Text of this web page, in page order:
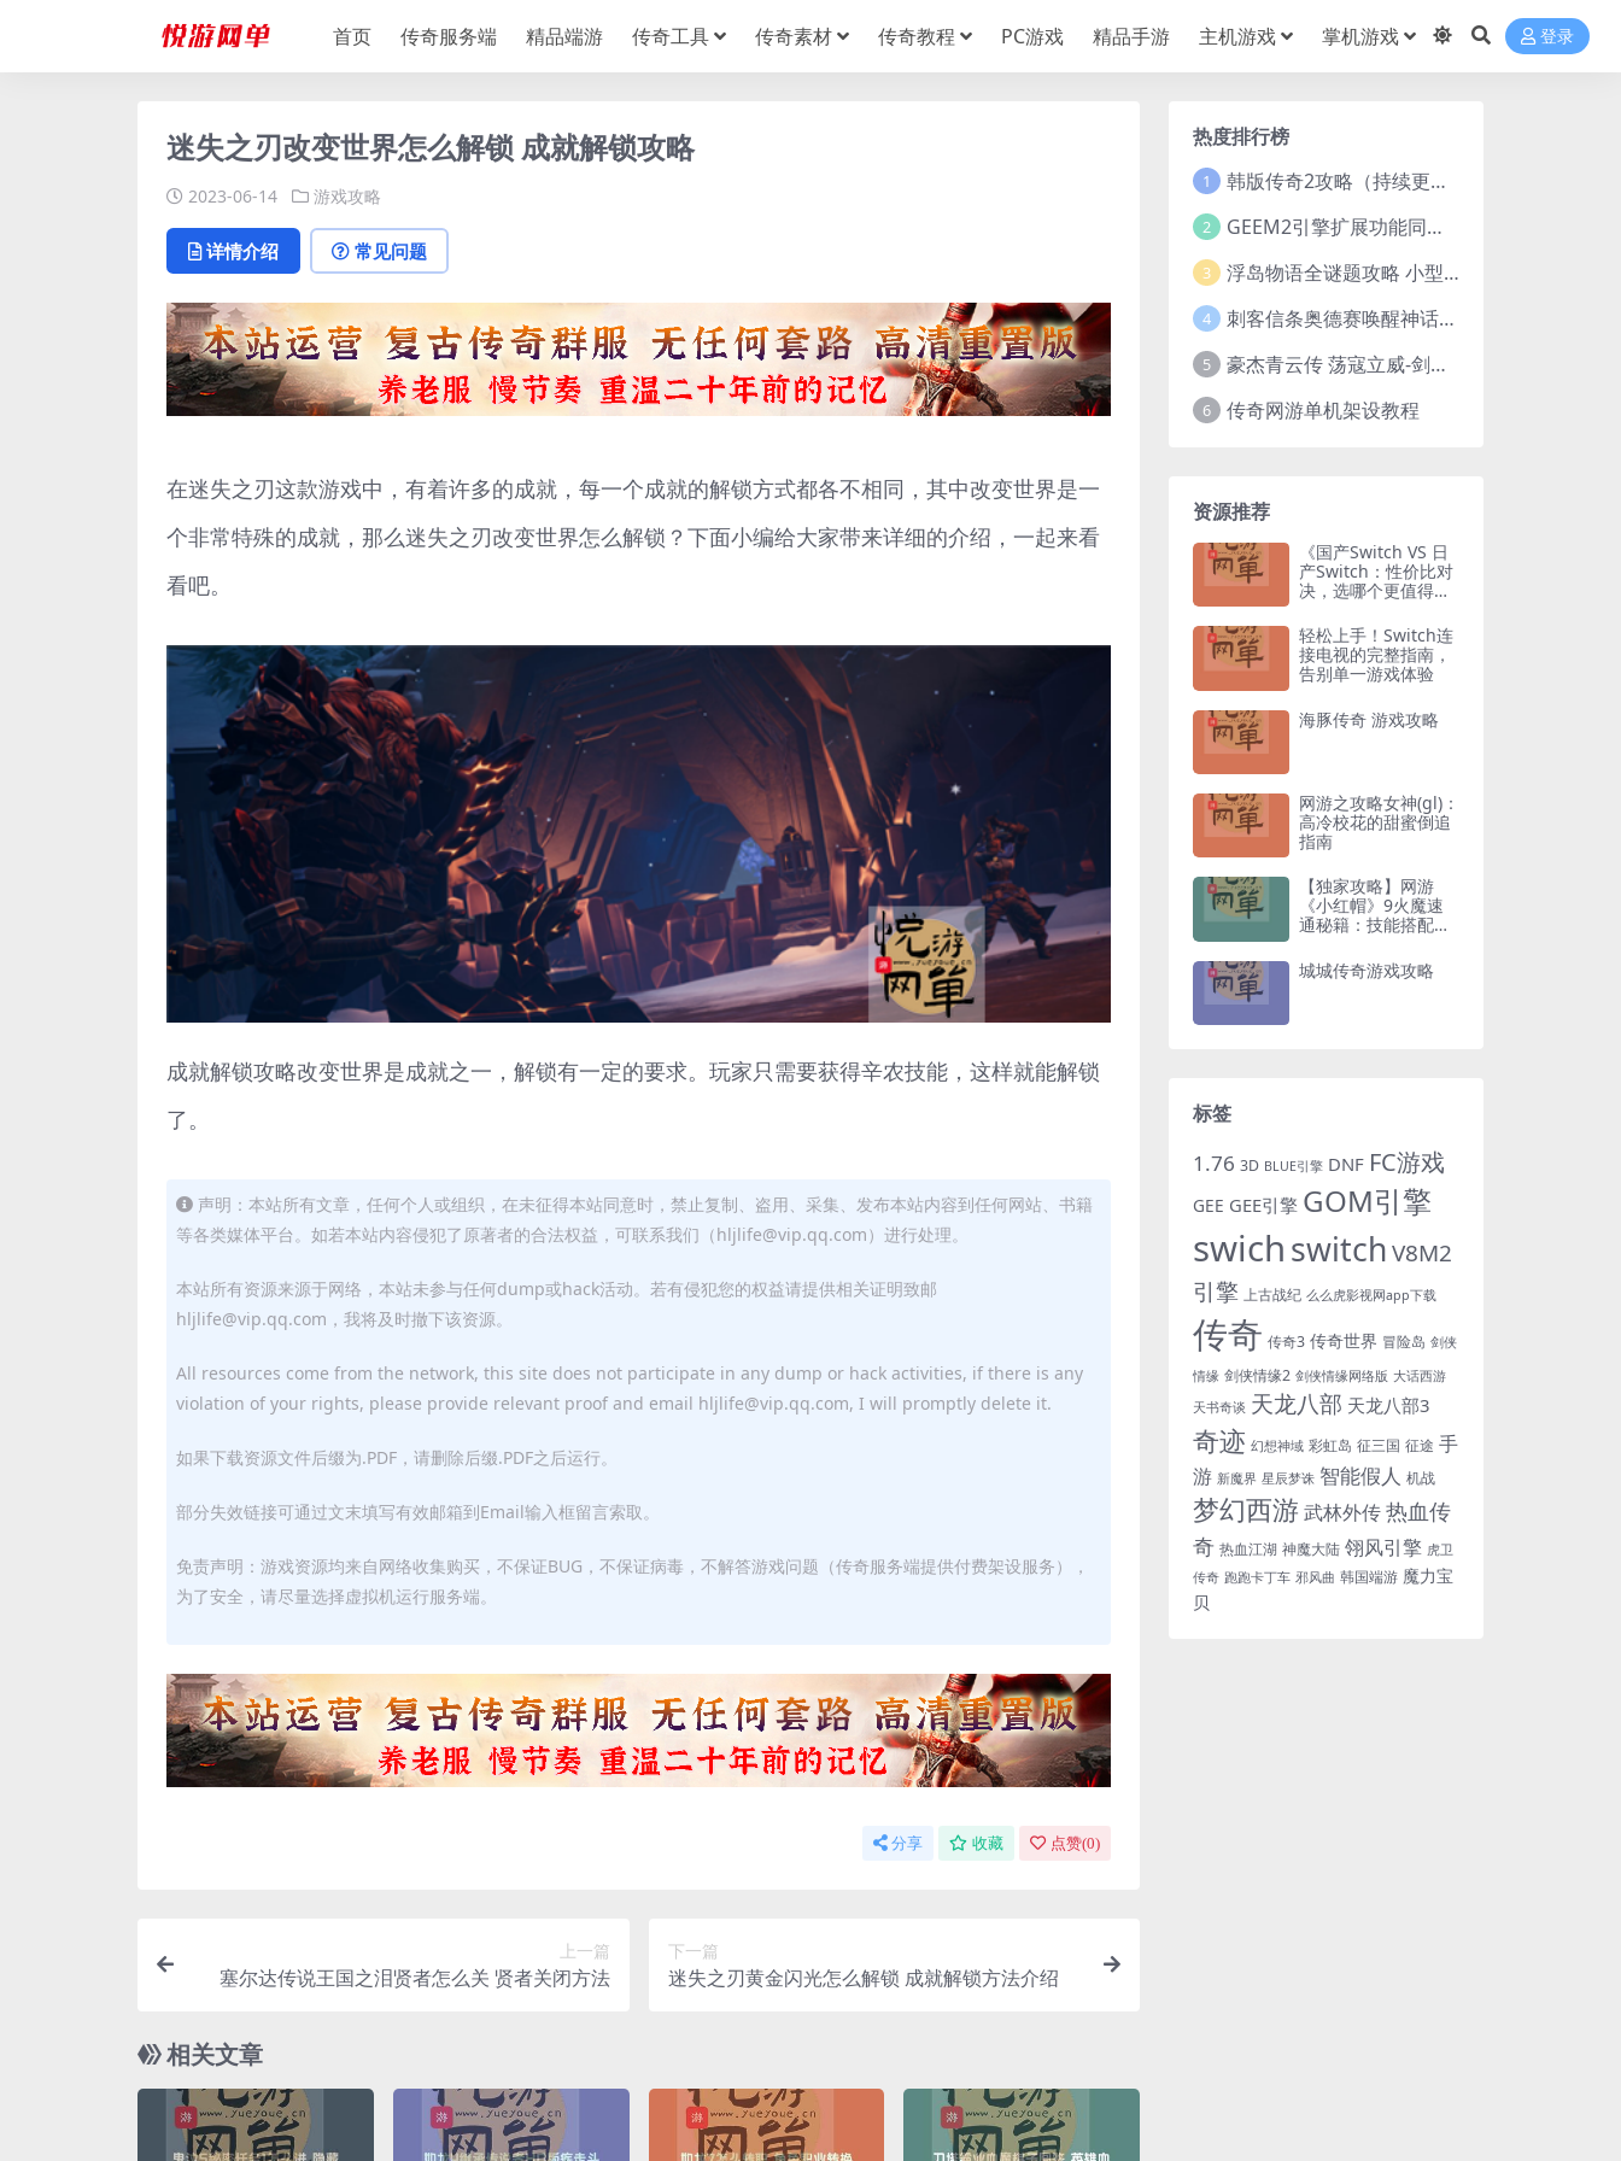
首页 传奇服务端 精品端游 传奇工具 传奇素材 传奇教程 PC游戏 精品手游 主机游戏 掌机游戏 登录
迷失之刃改变世界怎么解锁 成就解锁攻略
2023-06-14 游戏攻略
详情介绍 常见问题
在迷失之刃这款游戏中，有着许多的成就，每一个成就的解锁方式都各不相同，其中改变世界是一
个非常特殊的成就，那么迷失之刃改变世界怎么解锁？下面小编给大家带来详细的介绍，一起来看
看吧。
成就解锁攻略改变世界是成就之一，解锁有一定的要求。玩家只需要获得辛农技能，这样就能解锁
了。
声明：本站所有文章，任何个人或组织，在未征得本站同意时，禁止复制、盗用、采集、发布本站内容到任何网站、书籍
等各类媒体平台。如若本站内容侵犯了原著者的合法权益，可联系我们（hljlife@vip.qq.com）进行处理。
本站所有资源来源于网络，本站未参与任何dump或hack活动。若有侵犯您的权益请提供相关证明致邮
hljlife@vip.qq.com，我将及时撤下该资源。
All resources come from the network, this site does not participate in any dump or hack activities, if there is any
violation of your rights, please provide relevant proof and email hljlife@vip.qq.com, I will promptly delete it.
如果下载资源文件后缀为.PDF，请删除后缀.PDF之后运行。
部分失效链接可通过文末填写有效邮箱到Email输入框留言索取。
免责声明：游戏资源均来自网络收集购买，不保证BUG，不保证病毒，不解答游戏问题（传奇服务端提供付费架设服务），
为了安全，请尽量选择虚拟机运行服务端。
分享 收藏 点赞(0)
上一篇
塞尔达传说王国之泪贤者怎么关 贤者关闭方法
下一篇
迷失之刃黄金闪光怎么解锁 成就解锁方法介绍
相关文章
热度排行榜
1 韩版传奇2攻略（持续更新）
2 GEEM2引擎扩展功能同步捡物、角色自动捡物
3 浮岛物语全谜题攻略 小型谜题解谜汇总
4 刺客信条奥德赛唤醒神话谜题答案 斯芬克斯主线攻略
5 豪杰青云传 荡寇立威-剑舞红尘-英雄志楼(解压即玩)
6 传奇网游单机架设教程
资源推荐
《国产Switch VS 日
产Switch：性价比对
决，选哪个更值得入
轻松上手！Switch连
接电视的完整指南，
告别单一游戏体验
海豚传奇 游戏攻略
网游之攻略女神(gl)：
高冷校花的甜蜜倒追
指南
【独家攻略】网游
《小红帽》9火魔速
通秘籍：技能搭配与
城城传奇游戏攻略
标签
1.76 3D BLUE引擎 DNF FC游戏
GEE GEE引擎 GOM引擎
swichswitchV8M2
引擎 上古战纪 么么虎影视网app下载
传奇 传奇3 传奇世界 冒险岛 剑侠
情缘 剑侠情缘2 剑侠情缘网络版 大话西游
天书奇谈 天龙八部 天龙八部3
奇迹 幻想神域 彩虹岛 征三国 征途 手
游 新魔界 星辰梦诛 智能假人 机战
梦幻西游 武林外传热血传
奇 热血江湖 神魔大陆 翎风引擎 虎卫
传奇 跑跑卡丁车 邪风曲 韩国端游 魔力宝
贝